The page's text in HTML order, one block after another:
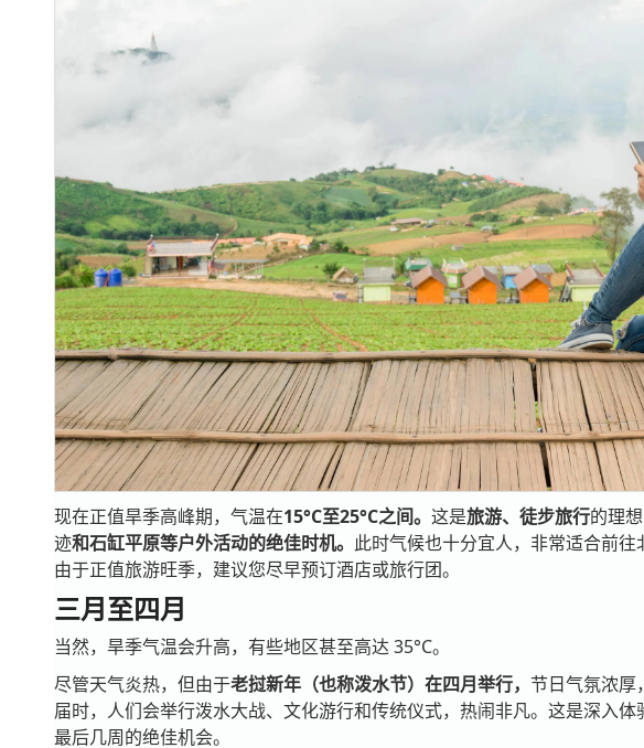
现在正值旱季高峰期，气温在15°C至25°C之间。 这是旅游、徒步旅行的理
迹和石缸平原等户外活动的绝佳时机。 此时气候也十分宜人，非常适合前
由于正值旅游旺季，建议您尽早预订酒店或旅行团。
三月至四月
当然，旱季气温会升高，有些地区甚至高达 35°C。
尽管天气炎热，但由于老挝新年（也称泼水节）在四月举行， 节日气氛浓厚
届时，人们会举行泼水大战、文化游行和传统仪式，热闹非凡。这是深入
最后几周的绝佳机会。